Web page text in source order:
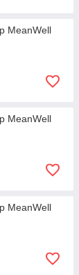
MeanWell
MeanWell
MeanWell